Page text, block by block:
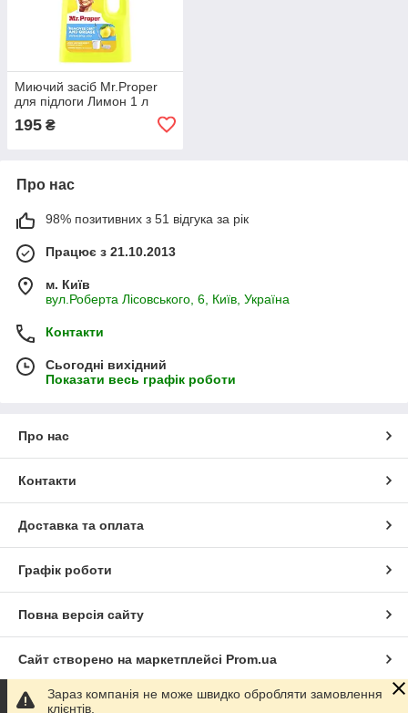
Миючий засіб Mr.Proper
для підлоги Лимон 1 л
195 ₴
Про нас
98% позитивних з 51 відгука за рік
Працює з 21.10.2013
м. Київ
вул.Роберта Лісовського, 6, Київ, Україна
Контакти
Сьогодні вихідний
Показати весь графік роботи
Про нас
Контакти
Доставка та оплата
Графік роботи
Повна версія сайту
Сайт створено на маркетплейсі Prom.ua
Політика конфіденційності
Зараз компанія не може швидко обробляти замовлення
клієнтів.